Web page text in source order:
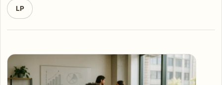
LP
Articles